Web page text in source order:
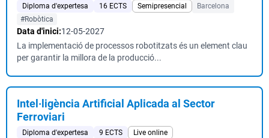
Diploma d'expertesa 16 ECTS Semipresencial
Barcelona
#Robòtica
Data d'inici:12-05-2027
La implementació de processos robotitzats és un element clau
per garantir la millora de la producció...
Intel·ligència Artificial Aplicada al Sector
Ferroviari
Diploma d'expertesa 9 ECTS Live online